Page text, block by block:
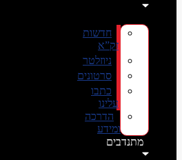
חדשות
זק”א
ניוזלטר
סרטונים
כתבו
עלינו
הדרכה
ומידע
מתנדבים